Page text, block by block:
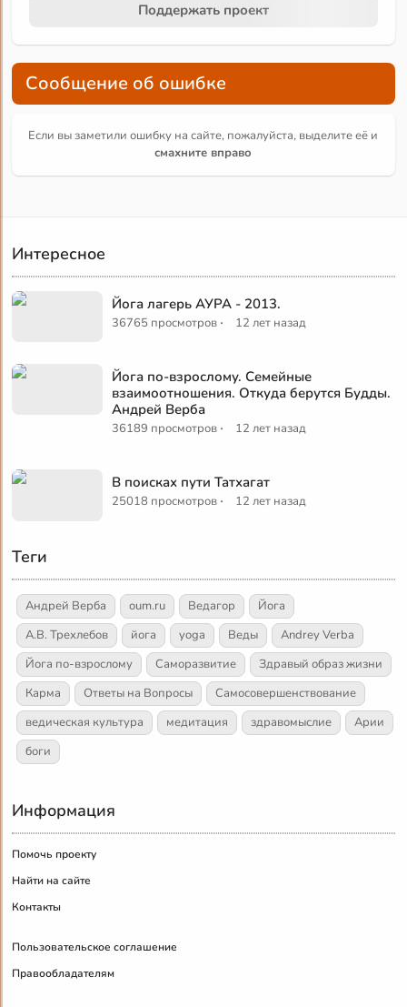
Поддержать проект
Сообщение об ошибке
Если вы заметили ошибку на сайте, пожалуйста, выделите её и
смахните вправо
Интересное
Йога лагерь АУРА - 2013.
36765 просмотров · 12 лет назад
Йога по-взрослому. Семейные
взаимоотношения. Откуда берутся Будды.
Андрей Верба
36189 просмотров · 12 лет назад
В поисках пути Татхагат
25018 просмотров · 12 лет назад
Теги
Андрей Верба oum.ru Ведагор
Йога
А.В. Трехлебов
йога yoga Веды
Andrey Verba
Йога по-взрослому
Саморазвитие
Здравый образ жизни
Карма
Ответы на Вопросы
Самосовершенствование
ведическая культура
медитация здравомыслие
Арии
боги
Информация
Помочь проекту
Найти на сайте
Контакты
Пользовательское соглашение
Правообладателям